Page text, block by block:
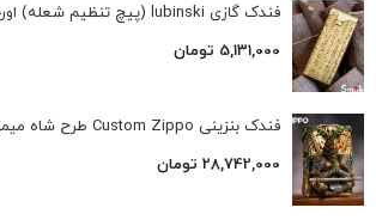
فندک گازی lubinski (پیچ تنظیم شعله) اورجینال
5,131,000 تومان
فندک بنزینی Custom Zippo طرح شاه میمون (طراحی 540 درجه )
28,742,000 تومان